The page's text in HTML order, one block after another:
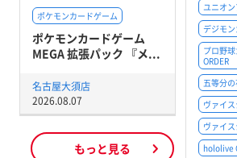
ユニオ
デジモ
プロ野
ORDER
五等分
ヴァイ
ヴァイ
hololive
ポケモンカードゲーム
ポケモンカードゲーム
MEGA 拡張パック 『メ...
名古屋大須店
2026.08.07
もっと見る